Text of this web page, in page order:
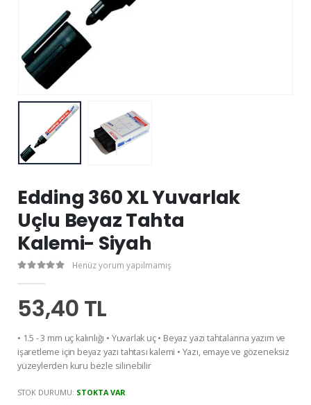
Edding 360 XL Yuvarlak
Uçlu Beyaz Tahta
Kalemi- Siyah
Henüz yorum yapılmamış
53,40 TL
• 1.5 - 3 mm uç kalınlığı • Yuvarlak uç • Beyaz yazı tahtalarına yazım ve
işaretleme için beyaz yazı tahtası kalemi • Yazı, emaye ve gözeneksiz
yüzeylerden kuru bezle silinebilir
STOK DURUMU: STOKTA VAR